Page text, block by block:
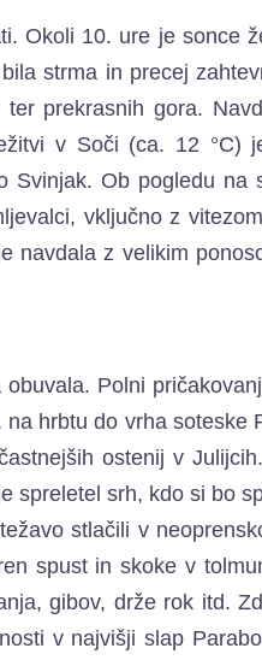
Okoli 10. ure je sonce
strma in precej
prekrasnih gora.
v Soči (ca. 12 °C)
Svinjak. Ob pogledu na
vključno z
navdala z velikim
Polni
hrbtu do vrha soteske
ostenij v
spreletel srh, kdo si bo
stlačili v
spust in skoke v
gibov, drže rok itd.
v najvišji slap